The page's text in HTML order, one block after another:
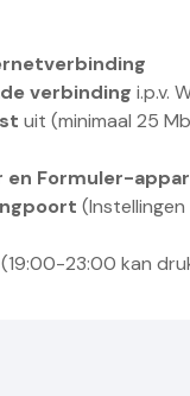
verbinding i.p.v.
uit (minimaal 25
Formuler-
(19:00-23:00 kan